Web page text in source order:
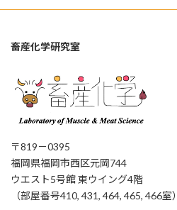
畜産化学研究室
〒819－0395
福岡県福岡市西区元岡744
ウエスト5号館 東ウイング4階
（部屋番号410, 431, 464, 465, 466室）